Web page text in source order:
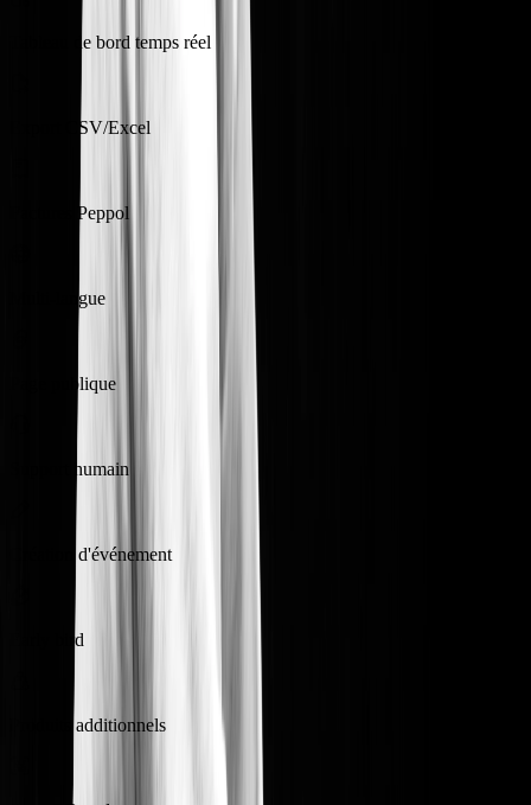
Tableau de bord temps réel
Export CSV/Excel
Factures Peppol
Multi-langue
Page publique
Support humain
Création d'événement
Early bird
Produits additionnels